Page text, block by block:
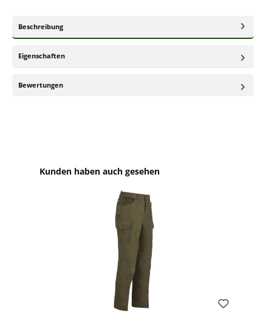
Beschreibung
Eigenschaften
Bewertungen
Produktgalerie überspringen
Kunden haben auch gesehen